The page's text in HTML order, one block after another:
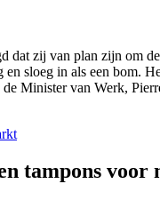
dat zij van plan zijn om
en sloeg in als een bom.
Minister van Werk,
tampons voor